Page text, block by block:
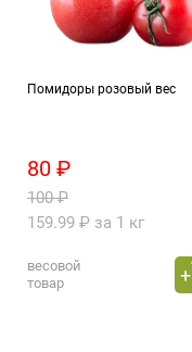
Помидоры розовый вес
80 ₽
100 ₽
159.99 ₽ за 1 кг
весовой
товар